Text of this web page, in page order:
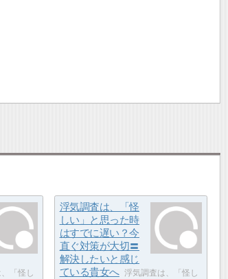
「怪し
浮気調査は、「怪
しい」と思った時
はすでに遅い？今
直ぐ対策が大切〓
解決したいと感じ
ている貴女へ
浮気調査は、「怪し